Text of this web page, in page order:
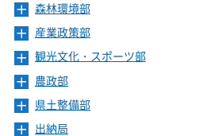
す
き
ま
す
開
き
ま
す
ー
を
開
き
ま
す
ュ
ー
を
開
き
ま
す
メ
ニ
ュ
ー
を
開
き
ま
す
森林環境部
メ
ニ
ュ
ー
を
開
き
産業政策部
メ
ニ
ュ
ー
を
観光文化・スポーツ部
メ
ニ
ュ
ー
農政部
メ
ニ
県土整備部
メ
出納局